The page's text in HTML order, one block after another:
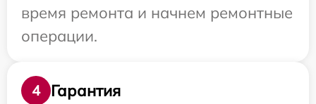
время ремонта и начнем ремонтные
операции.
4 Гарантия